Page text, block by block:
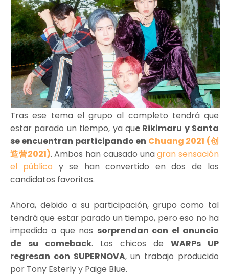
Tras ese tema el grupo al completo tendrá que
estar parado un tiempo, ya que Rikimaru y Santa
se encuentran participando en Chuang 2021 (创
造营2021). Ambos han causado unagran sensación
el público y se han convertido en dos de los
candidatos favoritos.
Ahora, debido a su participación, grupo como tal
tendrá que estar parado un tiempo, pero eso no ha
impedido a que nos sorprendan con el anuncio
de su comeback. Los chicos de WARPs UP
regresan con SUPERNOVA, un trabajo producido
por Tony Esterly y Paige Blue.